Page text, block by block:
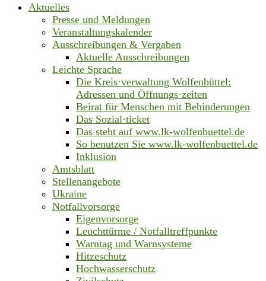
Aktuelles
Presse und Meldungen
Veranstaltungskalender
Ausschreibungen & Vergaben
Aktuelle Ausschreibungen
Leichte Sprache
Die Kreis·verwaltung Wolfenbüttel:
Adressen und Öffnungs·zeiten
Beirat für Menschen mit Behinderungen
Das Sozial·ticket
Das steht auf www.lk-wolfenbuettel.de
So benutzen Sie www.lk-wolfenbuettel.de
Inklusion
Amtsblatt
Stellenangebote
Ukraine
Notfallvorsorge
Eigenvorsorge
Leuchttürme / Notfalltreffpunkte
Warntag und Warnsysteme
Hitzeschutz
Hochwasserschutz